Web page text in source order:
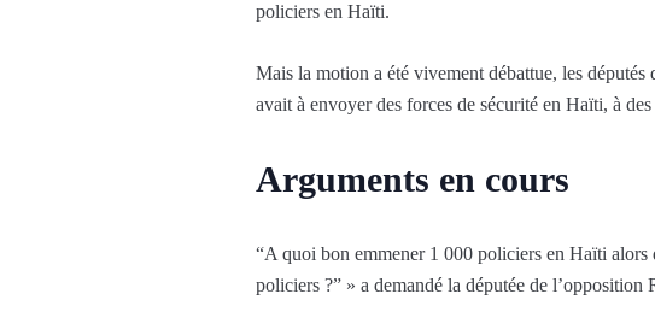
policiers en Haïti.
Mais la motion a été vivement débattue, les
avait à envoyer des forces de sécurité en Haïti, à
Arguments en cours
“A quoi bon emmener 1 000 policiers en Haïti alors
policiers ?” » a demandé la députée de l’opposition